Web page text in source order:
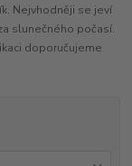
Nejvhodněji se jeví
slunečného počasí.
doporučujeme